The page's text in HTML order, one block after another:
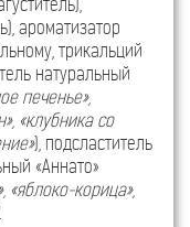
продукта
1,5 г
Жиры
ароматизатор
трикальций
натуральный
печенье»,
«клубника со
), подсластитель
«Аннато»
«яблоко-корица»,
.